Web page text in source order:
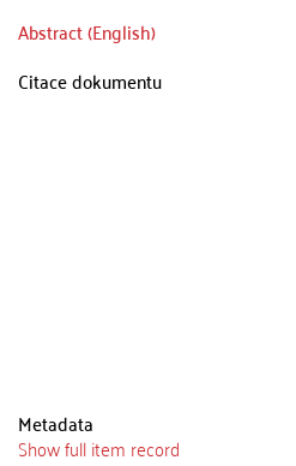
Abstract (English)
Citace dokumentu
Metadata
Show full item record